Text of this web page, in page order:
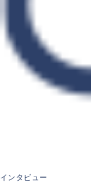
インタビュー